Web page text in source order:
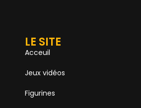
LE SITE
Acceuil
Jeux vidéos
Figurines